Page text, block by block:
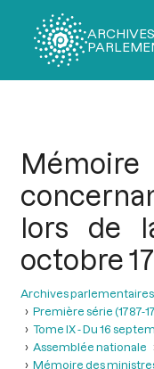
ARCHIVES
lors de
octobre
Archives
Première série (1787-
Tome IX - Du 16
Assemblée nationale
Mémoire des